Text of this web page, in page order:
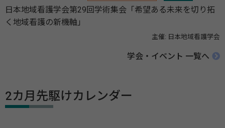
日本地域看護学会第29回学術集会「希望ある未来を切り拓
く地域看護の新機軸」
主催: 日本地域看護学会
学会・イベント 一覧へ
2カ月先駆けカレンダー